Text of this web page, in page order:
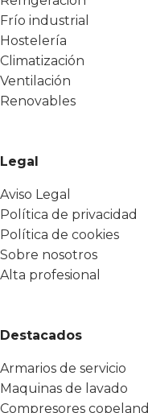
Frío industrial
Hostelería
Climatización
Ventilación
Renovables
Legal
Aviso Legal
Política de privacidad
Política de cookies
Sobre nosotros
Alta profesional
Destacados
Armarios de servicio
Maquinas de lavado
Compresores copeland